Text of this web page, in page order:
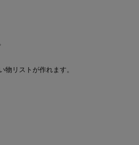
物リストが作れます。